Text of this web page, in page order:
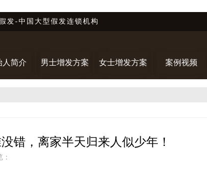
发-中国大型假发连锁机构
人简介 男士增发方案 女士增发方案 案例视频
错，离家半天归来人似少年！